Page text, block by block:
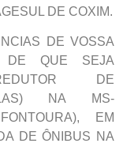
DE COXIM.
DE VOSSA
DE QUE SEJA
DE
NA MS-
EM
DE ÔNIBUS NA